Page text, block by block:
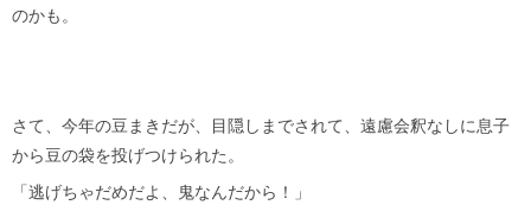
のかも。
さて、今年の豆まきだが、目隠しまでされて、遠慮会釈なしに息子
から豆の袋を投げつけられた。
「逃げちゃだめだよ、鬼なんだから！」